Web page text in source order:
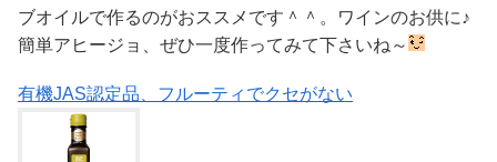
ブオイルで作るのがおススメです＾＾。ワインのお供に♪
簡単アヒージョ、ぜひ一度作ってみて下さいね～
有機JAS認定品、フルーティでクセがない